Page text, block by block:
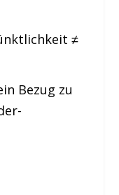
≠
Bezug zu